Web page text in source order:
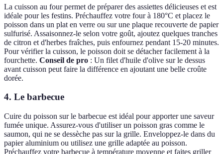
La cuisson au four permet de préparer des assiettes délicieuses et est
idéale pour les festins. Préchauffez votre four à 180°C et placez le
poisson dans un plat en verre ou sur une plaque recouverte de papier
sulfurisé. Assaisonnez-le selon votre goût, ajoutez quelques tranches
de citron et d'herbes fraîches, puis enfournez pendant 15-20 minutes.
Pour vérifier la cuisson, le poisson doit se détacher facilement à la
fourchette. Conseil de pro : Un filet d'huile d'olive sur le dessus
avant cuisson peut faire la différence en ajoutant une belle croûte
dorée.
4. Le barbecue
Cuire du poisson sur le barbecue est idéal pour apporter une saveur
fumée unique. Assurez-vous d'utiliser un poisson gras comme le
saumon, qui ne se dessèche pas sur la grille. Enveloppez-le dans du
papier aluminium ou utilisez une grille adaptée au poisson.
Préchauffez votre barbecue à température moyenne et faites griller